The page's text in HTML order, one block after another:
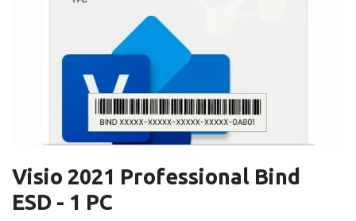
Visio 2021 Professional Bind
ESD - 1 PC